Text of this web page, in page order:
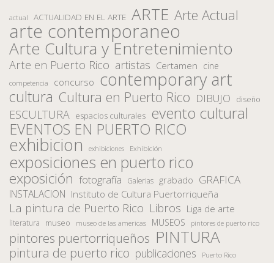
actual ACTUALIDAD EN EL ARTE ARTE Arte Actual
arte contemporaneo
Arte Cultura y Entretenimiento
Arte en Puerto Rico artistas Certamen cine
competencia concurso contemporary art
cultura Cultura en Puerto Rico DIBUJO diseño
ESCULTURA espacios culturales evento cultural
EVENTOS EN PUERTO RICO
exhibicion exhibiciones Exhibición
exposiciones en puerto rico
exposición fotografía Galerias grabado GRAFICA
INSTALACION Instituto de Cultura Puertorriqueña
La pintura de Puerto Rico Libros Liga de arte
literatura museo museo de las americas MUSEOS pintores de puerto rico
pintores puertorriqueños PINTURA
pintura de puerto rico publicaciones Puerto Rico